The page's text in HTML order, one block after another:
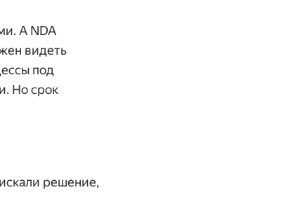
А NDA
видеть
под
Но срок
решение,